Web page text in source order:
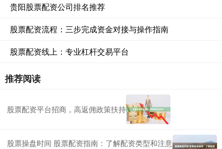
贵阳股票配资公司排名推荐
股票配资流程：三步完成资金对接与操作指南
股票配资线上：专业杠杆交易平台
推荐阅读
股票配资平台招商，高返佣政策扶持
股票操盘时间 股票配资指南：了解配资类型和注意